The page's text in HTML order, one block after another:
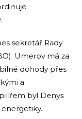
sekretář Rady
Umerov má za
dohody přes
a
byl Denys